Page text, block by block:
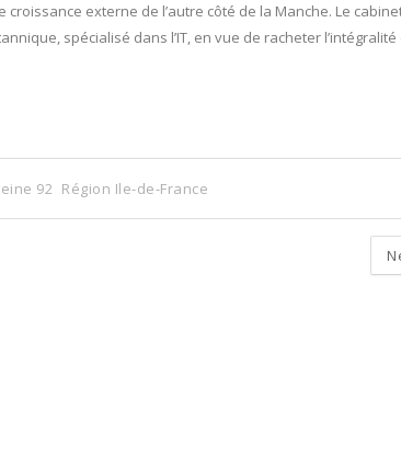
externe de l’autre côté de la Manche. Le
spécialisé dans l’IT, en vue de racheter l’intégralité
92 Région Ile-de-France